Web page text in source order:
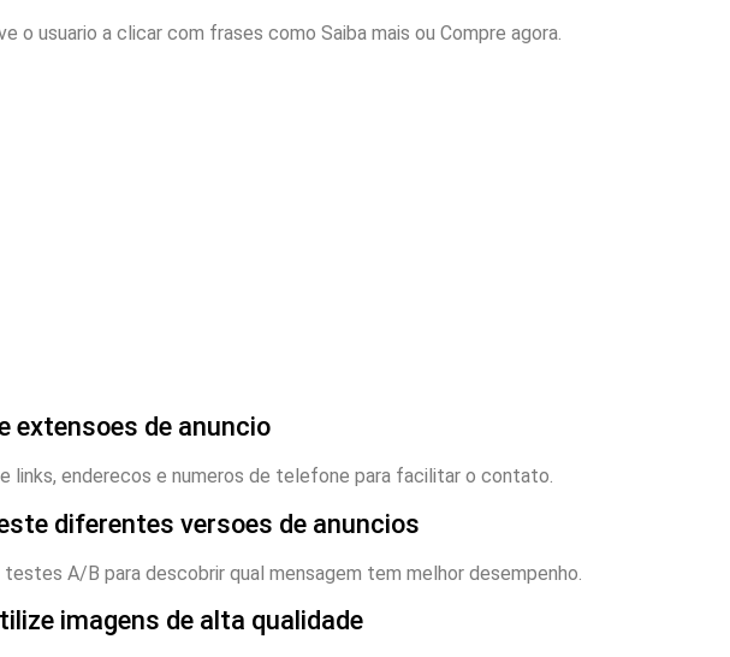
o usuario a clicar com frases como Saiba mais ou Compre agora.
extensoes de anuncio
links, enderecos e numeros de telefone para facilitar o contato.
diferentes versoes de anuncios
testes A/B para descobrir qual mensagem tem melhor desempenho.
imagens de alta qualidade